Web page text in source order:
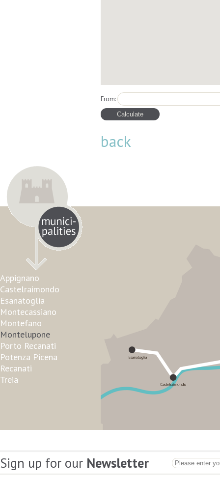
From:
back
Appignano
Castelraimondo
Esanatoglia
Montecassiano
Montefano
Montelupone
Porto Recanati
Potenza Picena
Recanati
Treia
Sign up for our Newsletter